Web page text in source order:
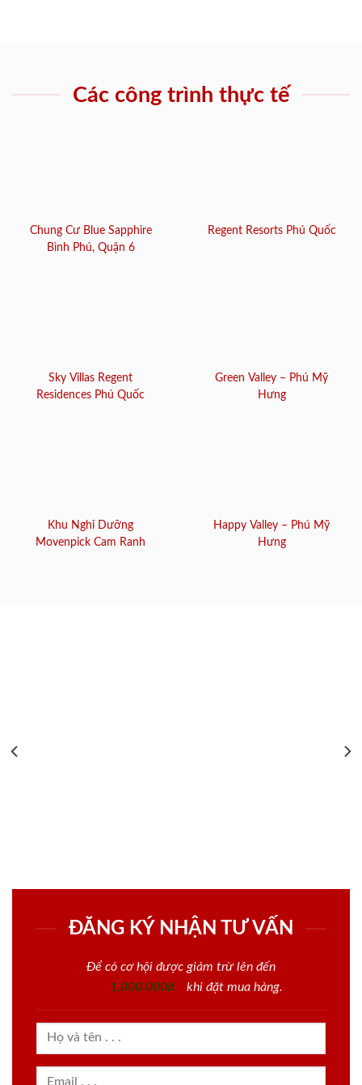
Các công trình thực tế
Chung Cư Blue Sapphire
Bình Phú, Quận 6
Regent Resorts Phú Quốc
Sky Villas Regent
Residences Phú Quốc
Green Valley – Phú Mỹ
Hưng
Khu Nghỉ Dưỡng
Movenpick Cam Ranh
Happy Valley – Phú Mỹ
Hưng
ĐĂNG KÝ NHẬN TƯ VẤN
Để có cơ hội được giảm trừ lên đến
1.000.000đ
khi đặt mua hàng.